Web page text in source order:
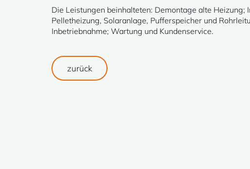
Die Leistungen beinhalteten: Demontage alte Heizung;
Pelletheizung, Solaranlage, Pufferspeicher und
Inbetriebnahme; Wartung und Kundenservice.
zurück